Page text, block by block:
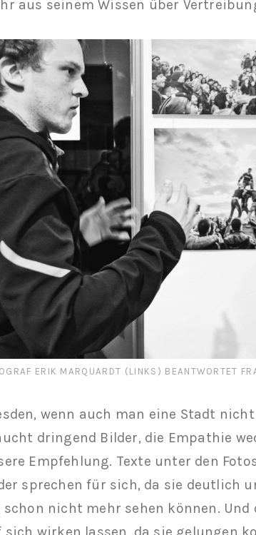
aus seinem Wissen über
ERIK MARQUARDT (LINKS) BEANTWORTET
wenn auch man eine Stadt
dringend Bilder, die Empathie
Empfehlung. Texte unter den
sprechen für sich, da sie deutlich
nicht mehr sehen können.